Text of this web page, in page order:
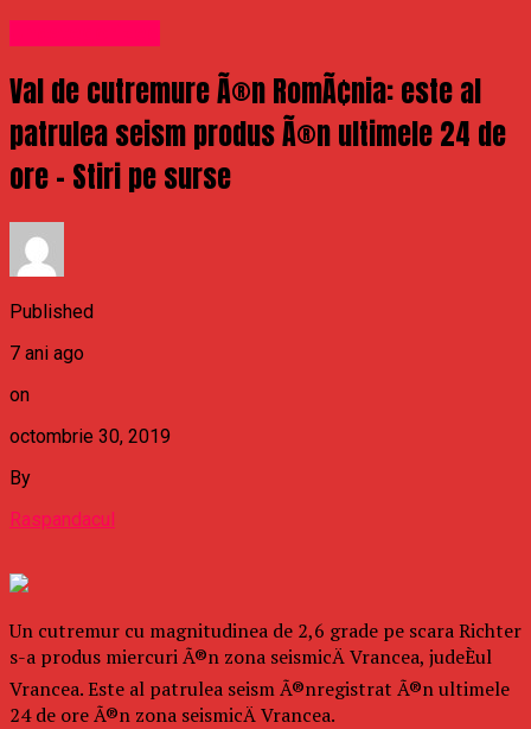
Val de cutremure Ã®n RomÃ¢nia: este al
patrulea seism produs Ã®n ultimele 24 de
ore – Stiri pe surse
Published
7 ani ago
on
octombrie 30, 2019
By
Raspandacul
Un cutremur cu magnitudinea de 2,6 grade pe scara Richter
s-a produs miercuri Ã®n zona seismicÄ Vrancea, judeÈul
Vrancea. Este al patrulea seism Ã®nregistrat Ã®n ultimele
24 de ore Ã®n zona seismicÄ Vrancea.